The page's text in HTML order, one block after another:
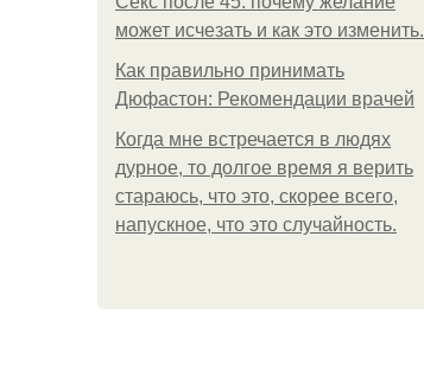
может исчезать и как это изменить.
Как правильно принимать
Дюфастон: Рекомендации врачей
Когда мне встречается в людях
дурное, то долгое время я верить
стараюсь, что это, скорее всего,
напускное, что это случайность.